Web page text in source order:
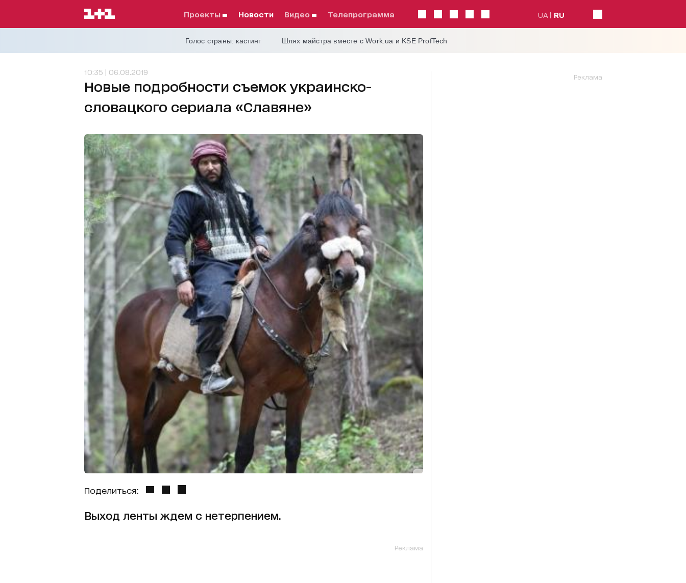
проекты Новости видео телепрограмма UA RU
Голос страны: кастинг Шлях майстра вместе с Work.ua и KSE ProfTech
10:35 | 06.08.2019
Новые подробности съемок украинско-
словацкого сериала «Славяне»
Поделиться:
Выход ленты ждем с нетерпением.
Реклама
Реклама